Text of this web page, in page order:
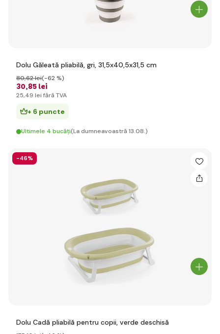
Dolu Găleată pliabilă, gri, 31,5x40,5x31,5 cm
30,85 lei
80,62 lei(-62 %)
25,49 lei fără TVA
+ 6 puncte
Ultimele 4 bucăți(La dumneavoastră 13.08.)
-46%
Dolu Cadă pliabilă pentru copii, verde deschisă